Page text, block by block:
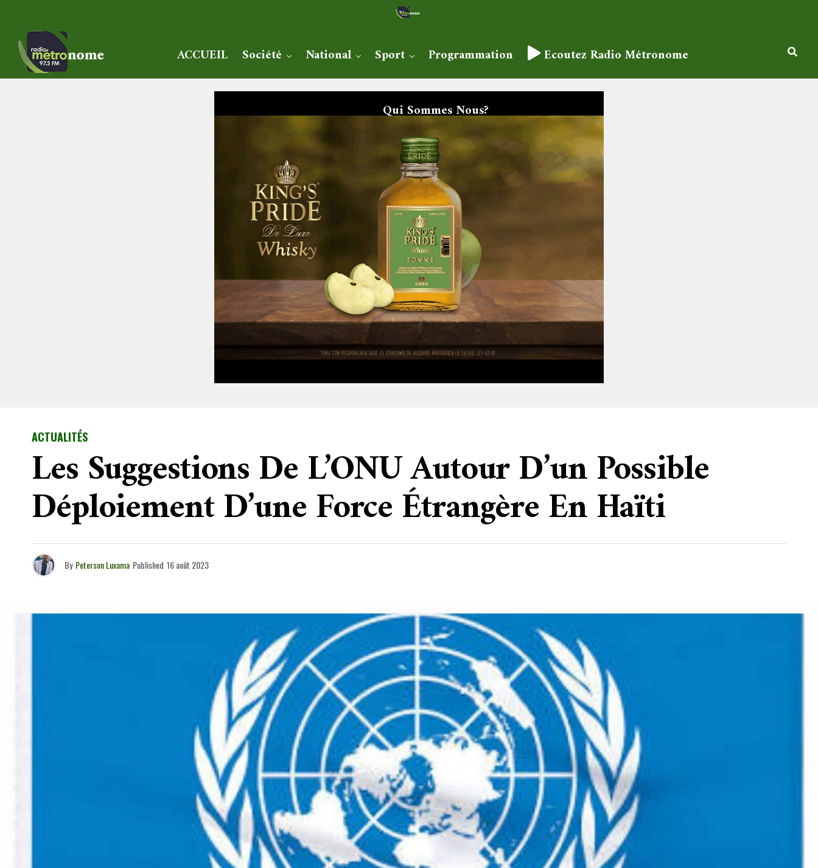
ACCUEIL Société National Sport Programmation Ecoutez Radio Métronome
Qui Sommes Nous?
ACTUALITÉS
Les Suggestions De L’ONU Autour D’un Possible
Déploiement D’une Force Étrangère En Haïti
By Peterson Luxama Published 16 août 2023